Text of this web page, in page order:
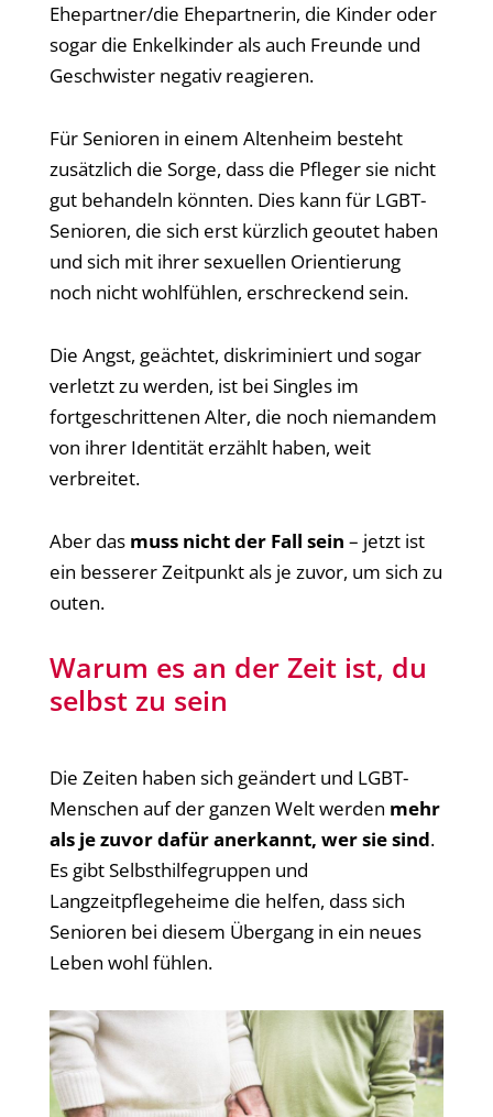
Ehepartner/die Ehepartnerin, die Kinder oder
sogar die Enkelkinder als auch Freunde und
Geschwister negativ reagieren.
Für Senioren in einem Altenheim besteht
zusätzlich die Sorge, dass die Pfleger sie nicht
gut behandeln könnten. Dies kann für LGBT-
Senioren, die sich erst kürzlich geoutet haben
und sich mit ihrer sexuellen Orientierung
noch nicht wohlfühlen, erschreckend sein.
Die Angst, geächtet, diskriminiert und sogar
verletzt zu werden, ist bei Singles im
fortgeschrittenen Alter, die noch niemandem
von ihrer Identität erzählt haben, weit
verbreitet.
Aber das muss nicht der Fall sein – jetzt ist
ein besserer Zeitpunkt als je zuvor, um sich zu
outen.
Warum es an der Zeit ist, du
selbst zu sein
Die Zeiten haben sich geändert und LGBT-
Menschen auf der ganzen Welt werden mehr
als je zuvor dafür anerkannt, wer sie sind.
Es gibt Selbsthilfegruppen und
Langzeitpflegeheime die helfen, dass sich
Senioren bei diesem Übergang in ein neues
Leben wohl fühlen.